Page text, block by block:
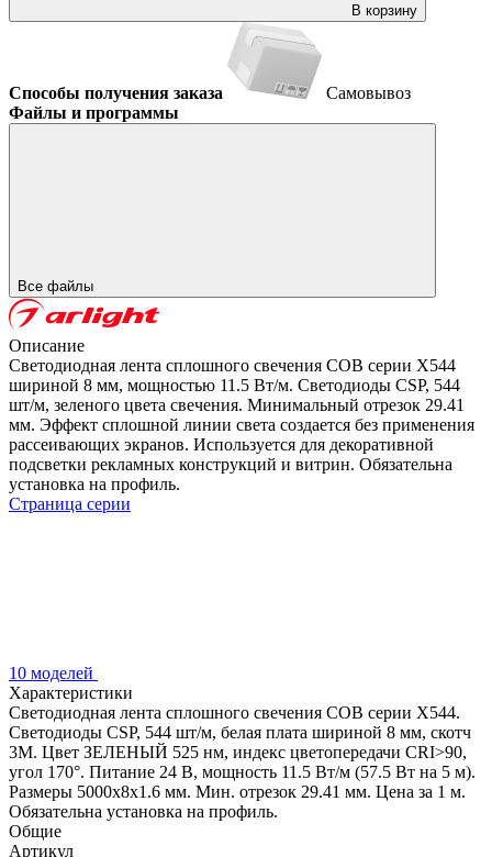
В корзину
Способы получения заказа
Самовывоз
Файлы и программы
Все файлы
Описание
Светодиодная лента сплошного свечения COB серии X544
шириной 8 мм, мощностью 11.5 Вт/м. Светодиоды CSP, 544
шт/м, зеленого цвета свечения. Минимальный отрезок 29.41
мм. Эффект сплошной линии света создается без применения
рассеивающих экранов. Используется для декоративной
подсветки рекламных конструкций и витрин. Обязательна
установка на профиль.
Страница серии
10 моделей
Характеристики
Светодиодная лента сплошного свечения COB серии X544.
Светодиоды CSP, 544 шт/м, белая плата шириной 8 мм, скотч
3M. Цвет ЗЕЛЕНЫЙ 525 нм, индекс цветопередачи CRI>90,
угол 170°. Питание 24 В, мощность 11.5 Вт/м (57.5 Вт на 5 м).
Размеры 5000x8x1.6 мм. Мин. отрезок 29.41 мм. Цена за 1 м.
Обязательна установка на профиль.
Общие
Артикул